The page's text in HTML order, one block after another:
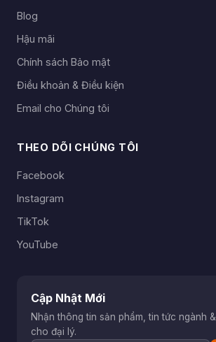
Blog
Hậu mãi
Chính sách Bảo mật
Điều khoản & Điều kiện
Email cho Chúng tôi
THEO DÕI CHÚNG TÔI
Facebook
Instagram
TikTok
YouTube
Cập Nhật Mới
Nhận thông tin sản phẩm, tin tức ngành
cho đại lý.